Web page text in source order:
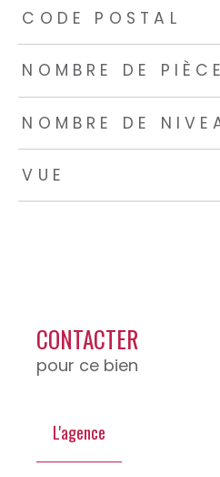
CODE POSTAL
NOMBRE DE
NOMBRE DE
VUE
CONTACTER
pour ce bien
L'agence